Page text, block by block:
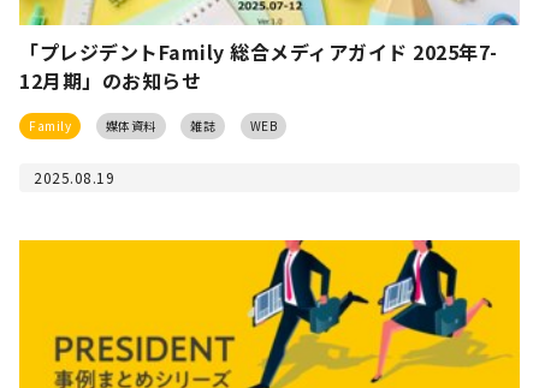
「プレジデントFamily 総合メディアガイド 2025年7-
12月期」のお知らせ
Family 媒体資料 雑誌 WEB
2025.08.19